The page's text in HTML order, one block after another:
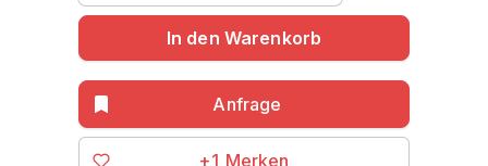
In den Warenkorb
+1